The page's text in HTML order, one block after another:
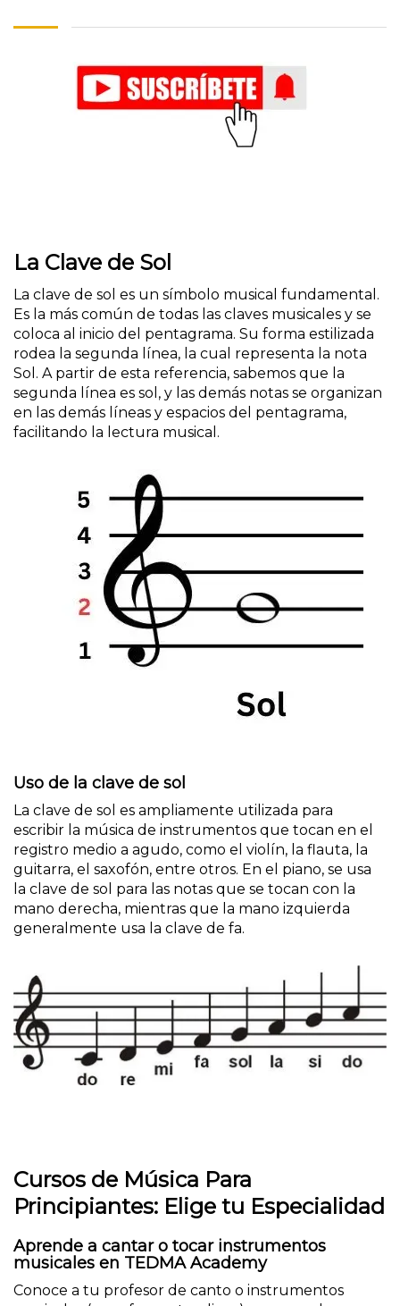
La Clave de Sol
La clave de sol es un símbolo musical fundamental.
Es la más común de todas las claves musicales y se
coloca al inicio del pentagrama. Su forma estilizada
rodea la segunda línea, la cual representa la nota
Sol. A partir de esta referencia, sabemos que la
segunda línea es sol, y las demás notas se organizan
en las demás líneas y espacios del pentagrama,
facilitando la lectura musical.
Uso de la clave de sol
La clave de sol es ampliamente utilizada para
escribir la música de instrumentos que tocan en el
registro medio a agudo, como el violín, la flauta, la
guitarra, el saxofón, entre otros. En el piano, se usa
la clave de sol para las notas que se tocan con la
mano derecha, mientras que la mano izquierda
generalmente usa la clave de fa.
Cursos de Música Para
Principiantes: Elige tu Especialidad
Aprende a cantar o tocar instrumentos
musicales en TEDMA Academy
Conoce a tu profesor de canto o instrumentos